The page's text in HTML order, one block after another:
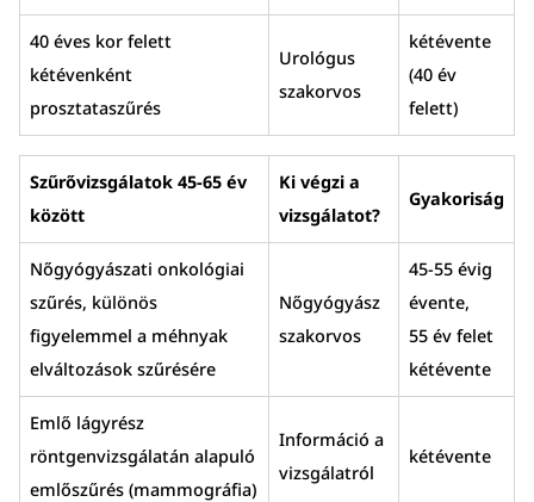
40 éves kor felett
kétévenként
prosztataszűrés
Urológus
szakorvos
kétévente
(40 év
felett)
Szűrővizsgálatok 45-65 év
között
Ki végzi a
vizsgálatot?
Gyakoriság
Nőgyógyászati onkológiai
szűrés, különös
figyelemmel a méhnyak
elváltozások szűrésére
Nőgyógyász
szakorvos
45-55 évig
évente,
55 év felet
kétévente
Emlő lágyrész
röntgenvizsgálatán alapuló
emlőszűrés (mammográfia)
Információ a
vizsgálatról
kétévente